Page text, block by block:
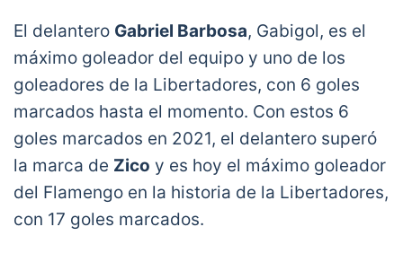
El delantero Gabriel Barbosa, Gabigol, es el
máximo goleador del equipo y uno de los
goleadores de la Libertadores, con 6 goles
marcados hasta el momento. Con estos 6
goles marcados en 2021, el delantero superó
la marca de Zico y es hoy el máximo goleador
del Flamengo en la historia de la Libertadores,
con 17 goles marcados.